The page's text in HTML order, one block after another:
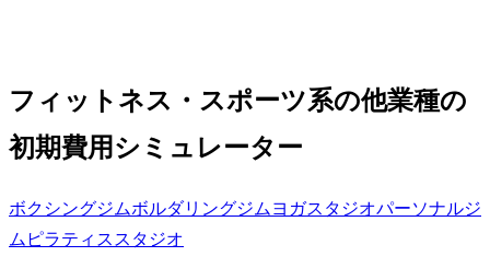
フィットネス・スポーツ系の他業種の
初期費用シミュレーター
ボクシングジムボルダリングジム ヨガスタジオパーソナルジ
ム ピラティススタジオ